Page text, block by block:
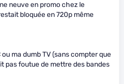
neuve en promo chez le
bloquée en 720p même
ma dumb TV (sans compter que
pas foutue de mettre des bandes